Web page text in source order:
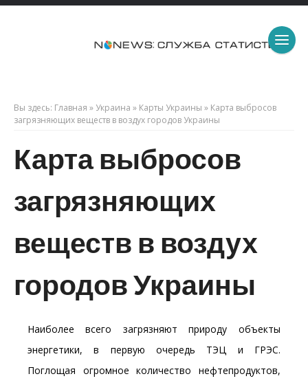
Вы здесь: Главная » Украина » Карты Украины » Карта выбросов
загрязняющих веществ в воздух городов Украины
Карта выбросов
загрязняющих
веществ в воздух
городов Украины
Наиболее всего загрязняют природу объекты
энергетики, в первую очередь ТЭЦ и ГРЭС.
Поглощая огромное количество нефтепродуктов,